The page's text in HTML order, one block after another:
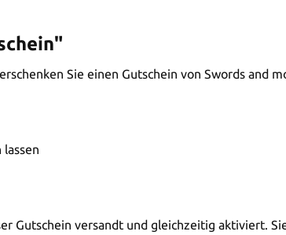
Sie einen Gutschein von Swords and
lassen
Gutschein versandt und gleichzeitig aktiviert.